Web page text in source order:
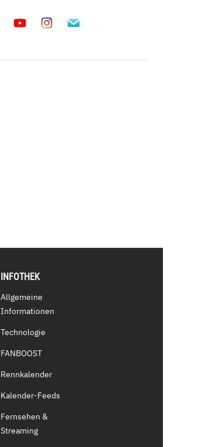
INFOTHEK
Allgemeine
Informationen
Technologie
FANBOOST
Rennkalender
Kalender-Feeds
Fernsehen &
Streaming